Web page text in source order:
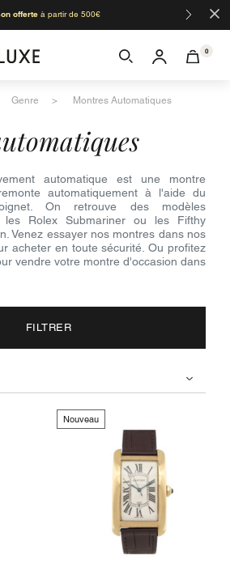
offerteà partir de 500€ ×
0
Genre Montres Automatiques
automatique est une montre
automatiquement à l'aide du
On retrouve des modèles
les Rolex Submariner ou les Fifthy
Venez essayer nos montres dans nos
acheter en toute sécurité. Ou profitez
vendre votre montre d'occasion dans
FILTRER
Nouveau